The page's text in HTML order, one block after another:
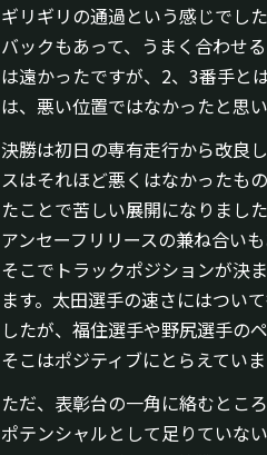
ギリギリの通過という感じでし
バックもあって、うまく合わせ
は遠かったですが、2、3番手と
は、悪い位置ではなかったと思い
決勝は初日の専有走行から改良
スはそれほど悪くはなかったも
たことで苦しい展開になりまし
アンセーフリリースの兼ね合い
そこでトラックポジションが決
ます。太田選手の速さにはつい
したが、福住選手や野尻選手の
そこはポジティブにとらえていま
ただ、表彰台の一角に絡むとこ
ポテンシャルとして足りていな